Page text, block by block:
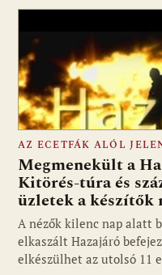
Fotó: media1.hu
AZ ECETFÁK ALÓL
Megmenekült a
Kitörés-túra és
üzletek a készítők
A nézők kilenc nap alatt
elkaszált Hazajáró
elkészülhet az utolsó 11